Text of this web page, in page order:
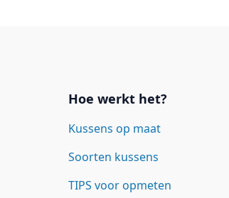
Hoe werkt het?
Kussens op maat
Soorten kussens
TIPS voor opmeten